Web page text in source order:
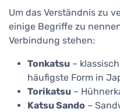
Um das Verständnis zu
einige Begriffe zu
Verbindung stehen:
Tonkatsu –
häufigste Form in
Torikatsu –
Katsu Sando –